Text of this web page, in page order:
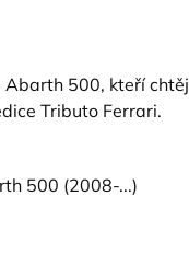
500, kteří
Tributo Ferrari.
500 (2008-...)